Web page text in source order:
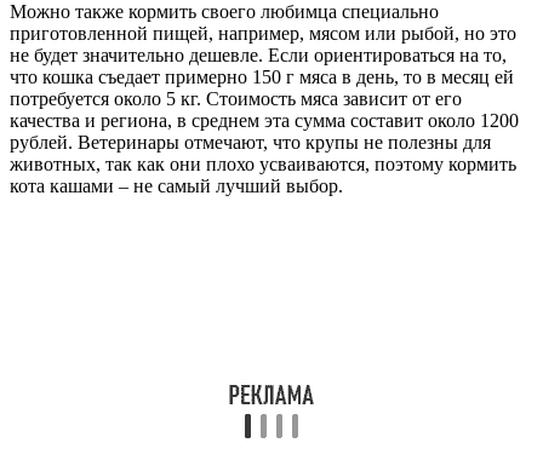
Можно также кормить своего любимца специально
приготовленной пищей, например, мясом или рыбой, но это
не будет значительно дешевле. Если ориентироваться на то,
что кошка съедает примерно 150 г мяса в день, то в месяц ей
потребуется около 5 кг. Стоимость мяса зависит от его
качества и региона, в среднем эта сумма составит около 1200
рублей. Ветеринары отмечают, что крупы не полезны для
животных, так как они плохо усваиваются, поэтому кормить
кота кашами – не самый лучший выбор.